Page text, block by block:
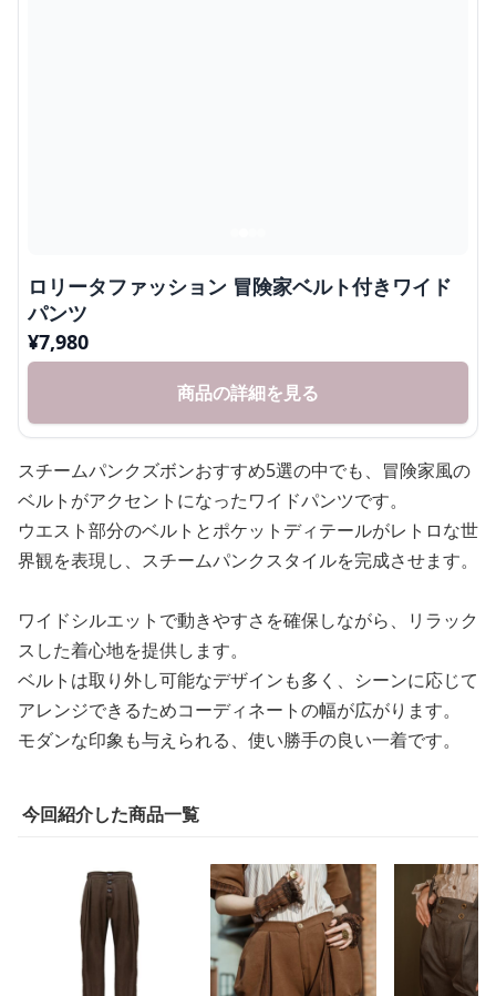
ロリータファッション 冒険家ベルト付きワイド
パンツ
¥7,980
商品の詳細を見る
スチームパンクズボンおすすめ5選の中でも、冒険家風の
ベルトがアクセントになったワイドパンツです。
ウエスト部分のベルトとポケットディテールがレトロな世
界観を表現し、スチームパンクスタイルを完成させます。
ワイドシルエットで動きやすさを確保しながら、リラック
スした着心地を提供します。
ベルトは取り外し可能なデザインも多く、シーンに応じて
アレンジできるためコーディネートの幅が広がります。
モダンな印象も与えられる、使い勝手の良い一着です。
今回紹介した商品一覧